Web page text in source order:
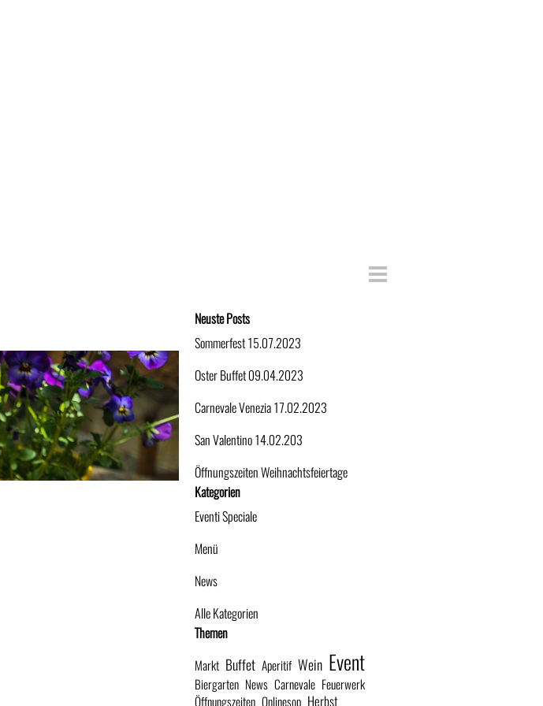
Block überspringen Neuste Posts
Neuste Posts
Sommerfest 15.07.2023
Oster Buffet 09.04.2023
Carnevale Venezia 17.02.2023
San Valentino 14.02.203
Öffnungszeiten Weihnachtsfeiertage
Block überspringen Kategorien
Kategorien
Eventi Speciale
Menü
News
Alle Kategorien
Block überspringen Themen
Themen
Markt Buffet Aperitif Wein Event
Biergarten News Carnevale Feuerwerk
Öffnungszeiten Onlinesop Herbst